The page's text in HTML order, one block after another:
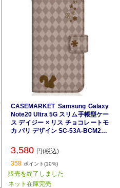
CASEMARKET Samsung Galaxy
Note20 Ultra 5G スリム手帳型ケー
ス デイジー × リス チョコレートモ
カ パリ デザイン SC-53A-BCM2S2
3,580 円(税込)
358 ポイント(10%)
販売を終了しました
ネット在庫完売